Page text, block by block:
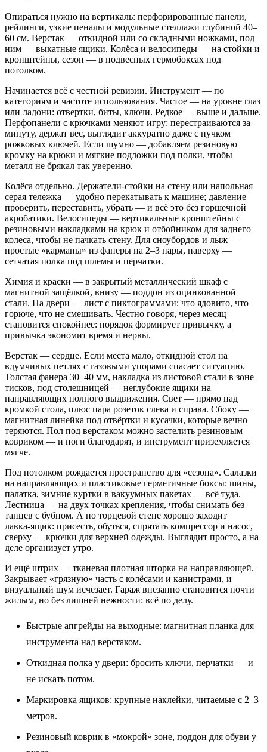
Опираться нужно на вертикаль: перфорированные панели,
рейлинги, узкие пеналы и модульные стеллажи глубиной 40–
60 см. Верстак — откидной или со складными ножками, под
ним — выкатные ящики. Колёса и велосипеды — на стойки и
кронштейны, сезон — в подвесных гермобоксах под
потолком.
Начинается всё с честной ревизии. Инструмент — по
категориям и частоте использования. Частое — на уровне глаз
или ладони: отвертки, биты, ключи. Редкое — выше и дальше.
Перфопанели с крючками меняют игру: перестраиваются за
минуту, держат вес, выглядит аккуратно даже с пучком
рожковых ключей. Если шумно — добавляем резиновую
кромку на крюки и мягкие подложки под полки, чтобы
металл не брякал так уверенно.
Колёса отдельно. Держатели‑стойки на стену или напольная
серая тележка — удобно перекатывать к машине; давление
проверить, переставить, убрать — и всё это без горшечной
акробатики. Велосипеды — вертикальные кронштейны с
резиновыми накладками на крюк и отбойником для заднего
колеса, чтобы не пачкать стену. Для сноубордов и лыж —
простые «карманы» из фанеры на 2–3 пары, наверху —
сетчатая полка под шлемы и перчатки.
Химия и краски — в закрытый металлический шкаф с
магнитной защёлкой, внизу — поддон из оцинкованной
стали. На двери — лист с пиктограммами: что ядовито, что
горюче, что не смешивать. Честно говоря, через месяц
становится спокойнее: порядок формирует привычку, а
привычка экономит время и нервы.
Верстак — сердце. Если места мало, откидной стол на
вдумчивых петлях с газовыми упорами спасает ситуацию.
Толстая фанера 30–40 мм, накладка из листовой стали в зоне
тисков, под столешницей — неглубокие ящики на
направляющих полного выдвижения. Свет — прямо над
кромкой стола, плюс пара розеток слева и справа. Сбоку —
магнитная линейка под отвёртки и кусачки, которые вечно
теряются. Пол под верстаком можно застелить резиновым
ковриком — и ноги благодарят, и инструмент приземляется
мягче.
Под потолком рождается пространство для «сезона». Салазки
на направляющих и пластиковые герметичные боксы: шины,
палатка, зимние куртки в вакуумных пакетах — всё туда.
Лестница — на двух точках крепления, чтобы снимать без
танцев с бубном. А по торцевой стене хорошо заходит
лавка‑ящик: присесть, обуться, спрятать компрессор и насос,
сверху — крючки для верхней одежды. Выглядит просто, а на
деле организует утро.
И ещё штрих — тканевая плотная шторка на направляющей.
Закрывает «грязную» часть с колёсами и канистрами, и
визуальный шум исчезает. Гараж внезапно становится почти
жилым, но без лишней нежности: всё по делу.
Быстрые апгрейды на выходные: магнитная планка для
инструмента над верстаком.
Откидная полка у двери: бросить ключи, перчатки — и
не искать потом.
Маркировка ящиков: крупные наклейки, читаемые с 2–3
метров.
Резиновый коврик в «мокрой» зоне, поддон для обуви у